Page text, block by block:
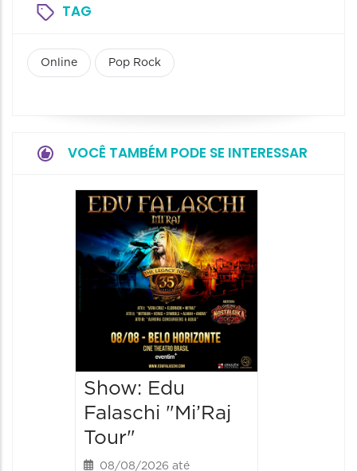
TAG
Online Pop Rock
VOCÊ TAMBÉM PODE SE INTERESSAR
Show: Edu
Falaschi "Mi’Raj
Tour"
08/08/2026 até